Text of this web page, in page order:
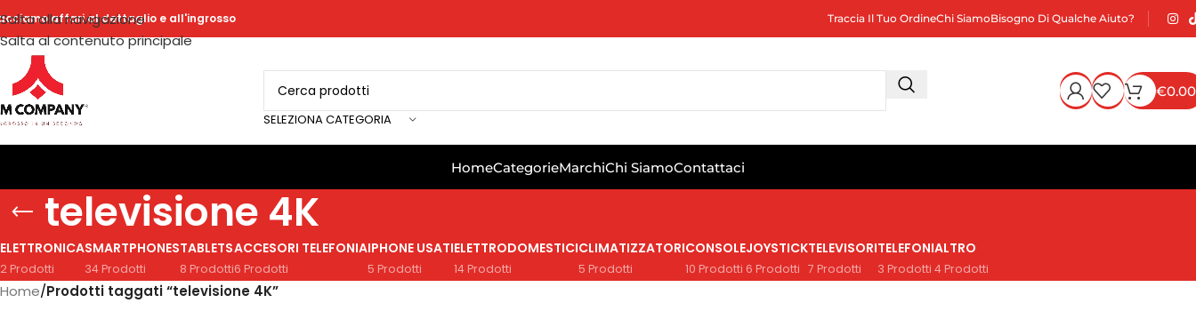
Salta alla navigazione
Salta al contenuto principale
affari al dettaglio e all'ingrosso Traccia Il Tuo OrdineChi SiamoBisogno Di Qualche Aiuto?
SELEZIONA CATEGORIA
€0.00
HomeCategorieMarchiChi SiamoContattaci
televisione 4K
ELETTRONICA
2 Prodotti
SMARTPHONES
34 Prodotti
TABLETS
8 Prodotti
ACCESORI TELEFONIA
6 Prodotti
IPHONE USATI
5 Prodotti
ELETTRODOMESTICI
14 Prodotti
CLIMATIZZATORI
5 Prodotti
CONSOLE
10 Prodotti
JOYSTICK
6 Prodotti
TELEVISORI
7 Prodotti
TELEFONI
3 Prodotti
ALTRO
4 Prodotti
Home/Prodotti taggati “televisione 4K”